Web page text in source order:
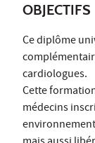
OBJECTIFS
Ce diplôme
cardiologues.
Cette
médecins